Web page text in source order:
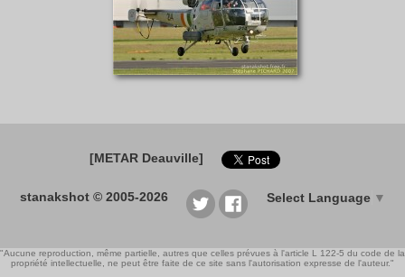
[METAR Deauville]
stanakshot © 2005-2026 Select Language ▼
"Aucune reproduction, même partielle, autres que celles prévues à l'article L 122-5 du code de la
propriété intellectuelle, ne peut être faite de ce site sans l'autorisation expresse de l'auteur."